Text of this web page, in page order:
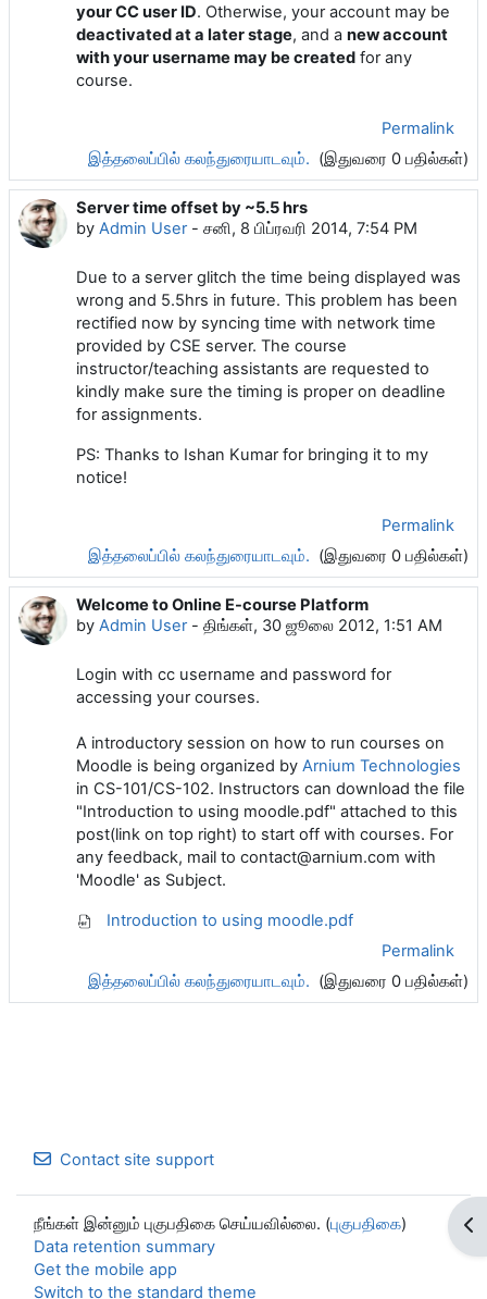
your CC user ID. Otherwise, your account may be
deactivated at a later stage, and a new account
with your username may be created for any
course.
Permalink
இத்தலைப்பில் கலந்துரையாடவும். (இதுவரை 0 பதில்கள்)
Server time offset by ~5.5 hrs
by Admin User- சனி, 8 பிப்ரவரி 2014, 7:54 PM
Due to a server glitch the time being displayed was
wrong and 5.5hrs in future. This problem has been
rectified now by syncing time with network time
provided by CSE server. The course
instructor/teaching assistants are requested to
kindly make sure the timing is proper on deadline
for assignments.
PS: Thanks to Ishan Kumar for bringing it to my
notice!
Permalink
இத்தலைப்பில் கலந்துரையாடவும். (இதுவரை 0 பதில்கள்)
Welcome to Online E-course Platform
by Admin User- திங்கள், 30 ஜூலை 2012, 1:51 AM
Login with cc username and password for
accessing your courses.
A introductory session on how to run courses on
Moodle is being organized by Arnium Technologies
in CS-101/CS-102. Instructors can download the file
"Introduction to using moodle.pdf" attached to this
post(link on top right) to start off with courses. For
any feedback, mail to contact@arnium.com with
'Moodle' as Subject.
Introduction to using moodle.pdf
Permalink
இத்தலைப்பில் கலந்துரையாடவும். (இதுவரை 0 பதில்கள்)
Contact site support
நீங்கள் இன்னும் புகுபதிகை செய்யவில்லை. (புகுபதிகை)
Data retention summary
Get the mobile app
Switch to the standard theme